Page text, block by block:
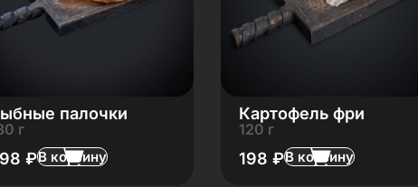
палочки
г
₽В корзину
Картофель фри
120 г
198₽В корзину